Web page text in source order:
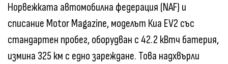
Норвежката автомобилна федерация (NAF) и
списание Motor Magazine, моделът Киа EV2 със
стандартен пробег, оборудван с 42.2 кВтч батерия,
измина 325 км с едно зареждане. Това надхвърли